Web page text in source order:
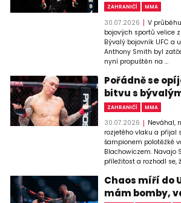
ZAHRANIČÍ MMA
30.07.2026
V
bojových sportů velice
Bývalý bojovník UFC a
Anthony Smith byl
nyní propuštěn na ...
Pořádně se
bitvu s
ZAHRANIČÍ MMA
30.07.2026
Neváhal,
rozjetého vlaku a přijal
šampionem polotěžké
Blachowiczem. Navajo
příležitost a rozhodl se,
Chaos míří do
mám bomby,